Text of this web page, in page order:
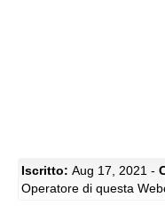
Iscritto: Aug 17, 2021 -
Operatore di questa